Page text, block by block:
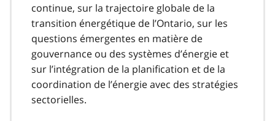
continue, sur la trajectoire globale de la
transition énergétique de l’Ontario, sur les
questions émergentes en matière de
gouvernance ou des systèmes d’énergie et
sur l’intégration de la planification et de la
coordination de l’énergie avec des stratégies
sectorielles.